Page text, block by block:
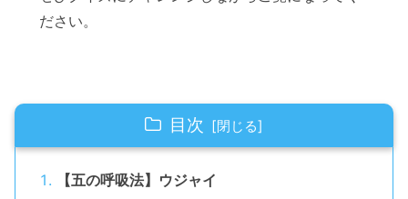
ださい。
目次
【五の呼吸法】ウジャイ